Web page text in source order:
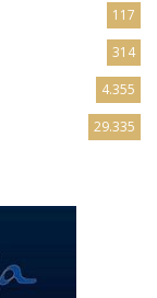
117
314
4.355
29.335